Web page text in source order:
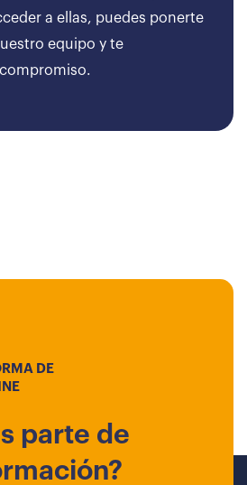
a ellas, puedes ponerte
equipo y te
DE
parte de